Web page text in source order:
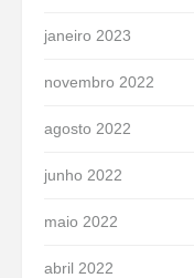
janeiro 2023
novembro 2022
agosto 2022
junho 2022
maio 2022
abril 2022